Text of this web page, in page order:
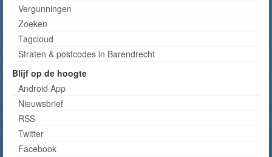
Vergunningen
Zoeken
Tagcloud
Straten & postcodes in Barendrecht
Blijf op de hoogte
Android App
Nieuwsbrief
RSS
Twitter
Facebook